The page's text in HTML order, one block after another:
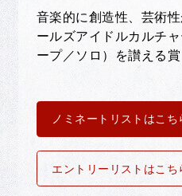
音楽的に創造性、芸術
ールズアイドルカルチ
ープ／ソロ）を讃える賞
ノミネートリストはこち
エントリーリストはこち